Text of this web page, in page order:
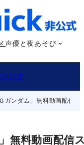
声優と夜あそび
決定
ガンダム」無料動画配信ス
無料動画配信